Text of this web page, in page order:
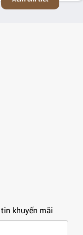
khuyến mãi